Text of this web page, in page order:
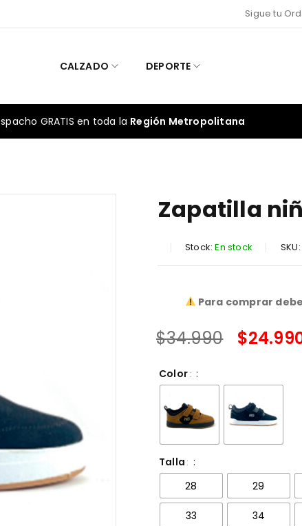
Sigue tu
CALZADO DEPORTE
GRATIS en toda la Región Metropolitana
Zapatilla
Stock: En stock SKU:
SALE ENDS IN:Para comprar
$34.990 $
Color
Talla
28
29
33 34